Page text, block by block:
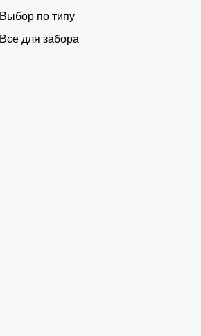
Выбор по типу
Все для забора